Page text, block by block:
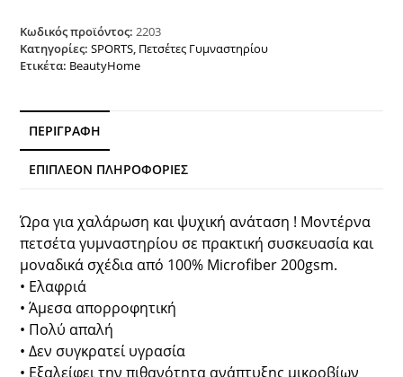
Εμπριμέ
Beauty
Home
Κωδικός προϊόντος:2203
Κατηγορίες:SPORTS, Πετσέτες Γυμναστηρίου
Ετικέτα: BeautyHome
ΠΕΡΙΓΡΑΦΉ
ΕΠΙΠΛΈΟΝ ΠΛΗΡΟΦΟΡΊΕΣ
Ώρα για χαλάρωση και ψυχική ανάταση ! Μοντέρνα
πετσέτα γυμναστηρίου σε πρακτική συσκευασία και
μοναδικά σχέδια από 100% Microfiber 200gsm.
• Ελαφριά
• Άμεσα απορροφητική
• Πολύ απαλή
• Δεν συγκρατεί υγρασία
• Εξαλείφει την πιθανότητα ανάπτυξης μικροβίων